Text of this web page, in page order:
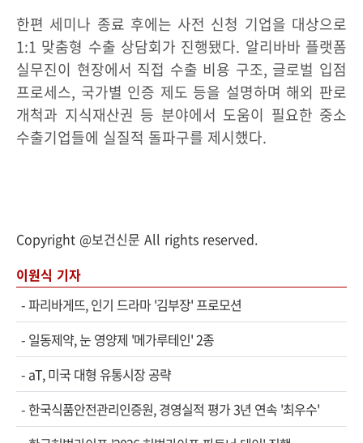
한편 세미나 종료 후에는 사전 신청 기업을 대상으로
1:1 맞춤형 수출 상담회가 진행됐다. 알리바바 플랫폼
실무진이 현장에서 직접 수출 비용 구조, 글로벌 입점
프로세스, 국가별 인증 제도 등을 설명하며 해외 판로
개척과 지식재산권 등 분야에서 도움이 필요한 중소
수출기업들에 실질적 돌파구를 제시했다.
Copyright @보건신문 All rights reserved.
이원식 기자
-파리바게뜨, 인기 드라마 '김부장' 프로모션
- 일동제약, 눈 영양제 '메가루테인' 2종
- aT, 미국 대형 유통시장 공략
- 한국식품안전관리인증원, 경영실적 평가 3년 연속 '최우수'